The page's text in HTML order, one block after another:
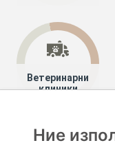
Ветеринарни
клиники
Специалисти
Ние